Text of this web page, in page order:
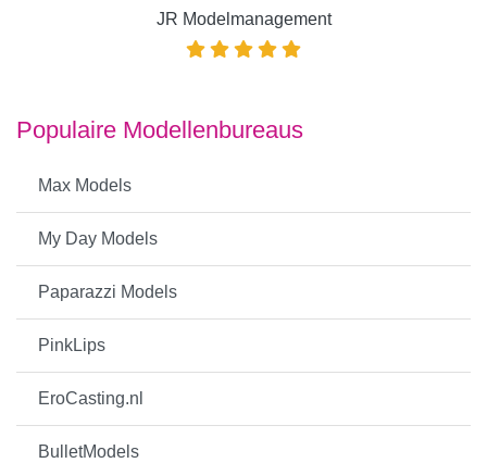
JR Modelmanagement
Populaire Modellenbureaus
Max Models
My Day Models
Paparazzi Models
PinkLips
EroCasting.nl
BulletModels